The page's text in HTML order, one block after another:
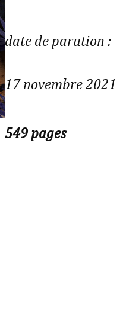
date de parution :
17 novembre 2021
549 pages